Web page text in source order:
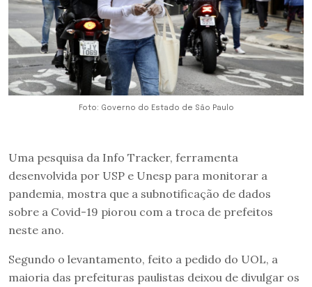
Foto: Governo do Estado de São Paulo
Uma pesquisa da Info Tracker, ferramenta
desenvolvida por USP e Unesp para monitorar a
pandemia, mostra que a subnotificação de dados
sobre a Covid-19 piorou com a troca de prefeitos
neste ano.
Segundo o levantamento, feito a pedido do UOL, a
maioria das prefeituras paulistas deixou de divulgar os